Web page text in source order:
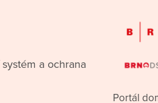
a ochrana
Portál